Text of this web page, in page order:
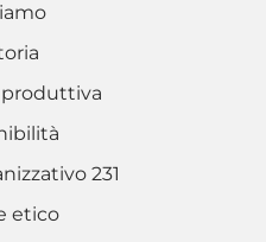
produttiva
231
etico